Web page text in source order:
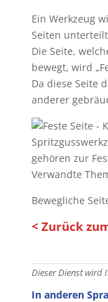
Ein Werkzeug
Seiten
Die Seite,
bewegt, wird
Da diese Seite
anderer
gehören zur
Verwandte
Bewegliche
< Zurück
Dieser Dienst wird
In anderen